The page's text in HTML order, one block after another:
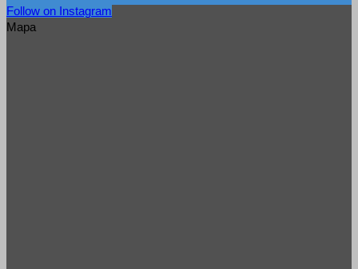
Follow on Instagram
Mapa